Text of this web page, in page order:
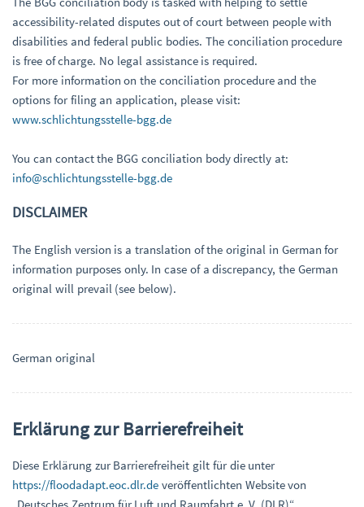
accessibility-related disputes out of court between people with
disabilities and federal public bodies. The conciliation procedure
is free of charge. No legal assistance is required.
For more information on the conciliation procedure and the
options for filing an application, please visit:
www.schlichtungsstelle-bgg.de
You can contact the BGG conciliation body directly at:
info@schlichtungsstelle-bgg.de
DISCLAIMER
The English version is a translation of the original in German for
information purposes only. In case of a discrepancy, the German
original will prevail (see below).
German original
Erklärung zur Barrierefreiheit
Diese Erklärung zur Barrierefreiheit gilt für die unter
https://floodadapt.eoc.dlr.de veröffentlichten Website von